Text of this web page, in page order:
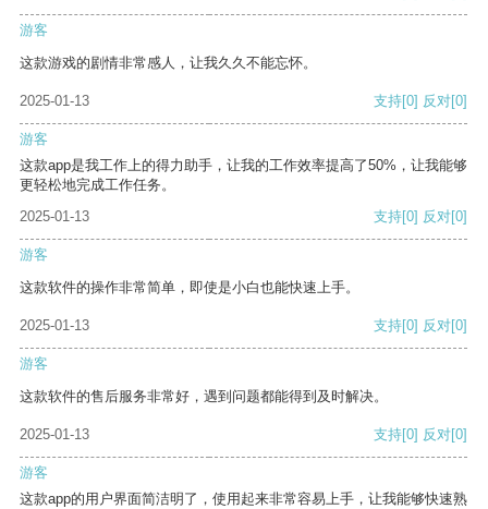
游客
这款游戏的剧情非常感人，让我久久不能忘怀。
2025-01-13 支持[0] 反对[0]
游客
这款app是我工作上的得力助手，让我的工作效率提高了50%，让我能够
更轻松地完成工作任务。
2025-01-13
支持[0] 反对[0]
游客
这款软件的操作非常简单，即使是小白也能快速上手。
2025-01-13 支持[0] 反对[0]
游客
这款软件的售后服务非常好，遇到问题都能得到及时解决。
2025-01-13 支持[0] 反对[0]
游客
这款app的用户界面简洁明了，使用起来非常容易上手，让我能够快速熟